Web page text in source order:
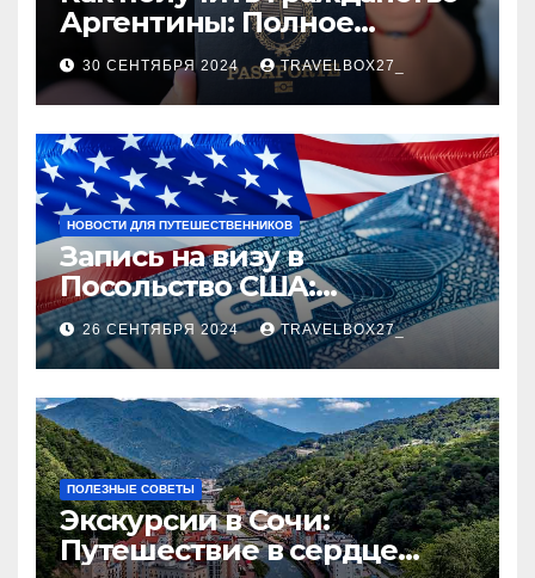
Аргентины: Полное
руководство
30 СЕНТЯБРЯ 2024 TRAVELBOX27_
НОВОСТИ ДЛЯ ПУТЕШЕСТВЕННИКОВ
Запись на визу в
Посольство США:
Пошаговое руководство
26 СЕНТЯБРЯ 2024 TRAVELBOX27_
ПОЛЕЗНЫЕ СОВЕТЫ
Экскурсии в Сочи:
Путешествие в сердце